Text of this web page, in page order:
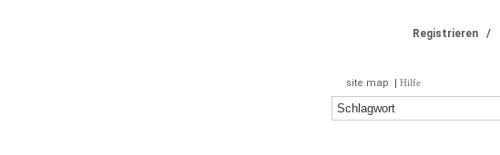
Registrieren /
site map | Hilfe